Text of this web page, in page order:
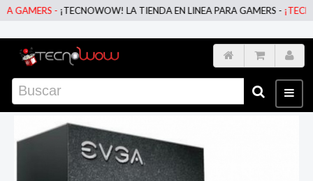
-¡TECNOWOW! LA TIENDA EN LINEA PARA GAMERS -